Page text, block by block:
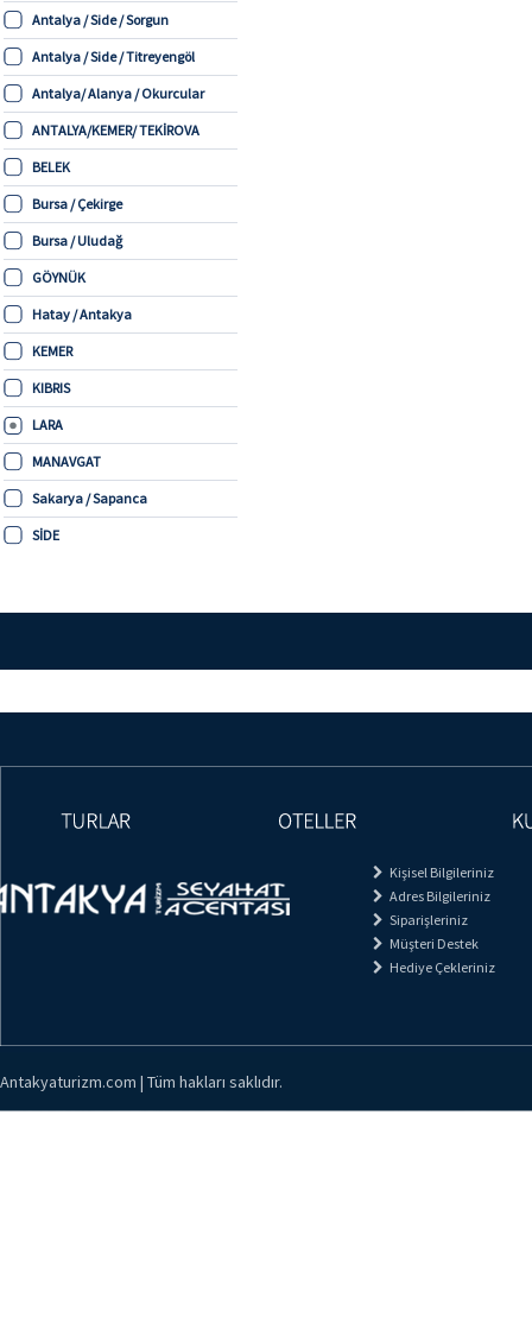
Antalya / Side / Sorgun
Antalya / Side / Titreyengöl
Antalya/ Alanya / Okurcular
ANTALYA/KEMER/ TEKİROVA
BELEK
Bursa / Çekirge
Bursa / Uludağ
GÖYNÜK
Hatay / Antakya
KEMER
KIBRIS
LARA
MANAVGAT
Sakarya / Sapanca
SİDE
Kişisel Bilgileriniz
Adres Bilgileriniz
Siparişleriniz
Müşteri Destek
Hediye Çekleriniz
Antakyaturizm.com | Tüm hakları saklıdır.